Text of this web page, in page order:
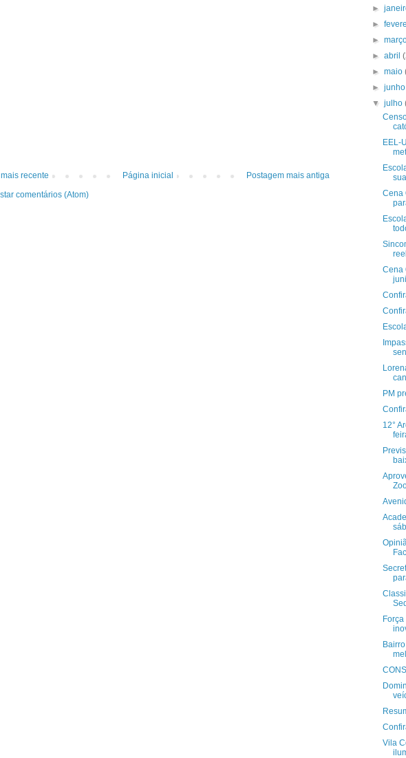
recente Postagem mais antiga
Página inicial
comentários (Atom)
►
►
►
►abril
►maio
►
▼julho
EEL-
Cena
Cena
PM
12°
Vila